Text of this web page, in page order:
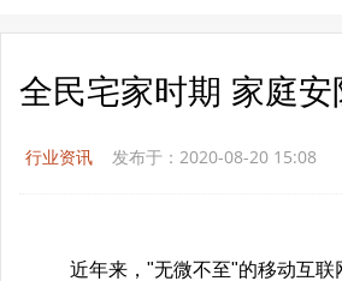
全民宅家时期 家庭
行业资讯 发布于：2020-08-20 15:08
近年来，"无微不至"的移动互